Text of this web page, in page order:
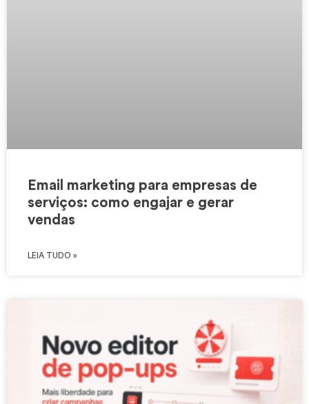
Email marketing para empresas de
serviços: como engajar e gerar
vendas
LEIA TUDO »